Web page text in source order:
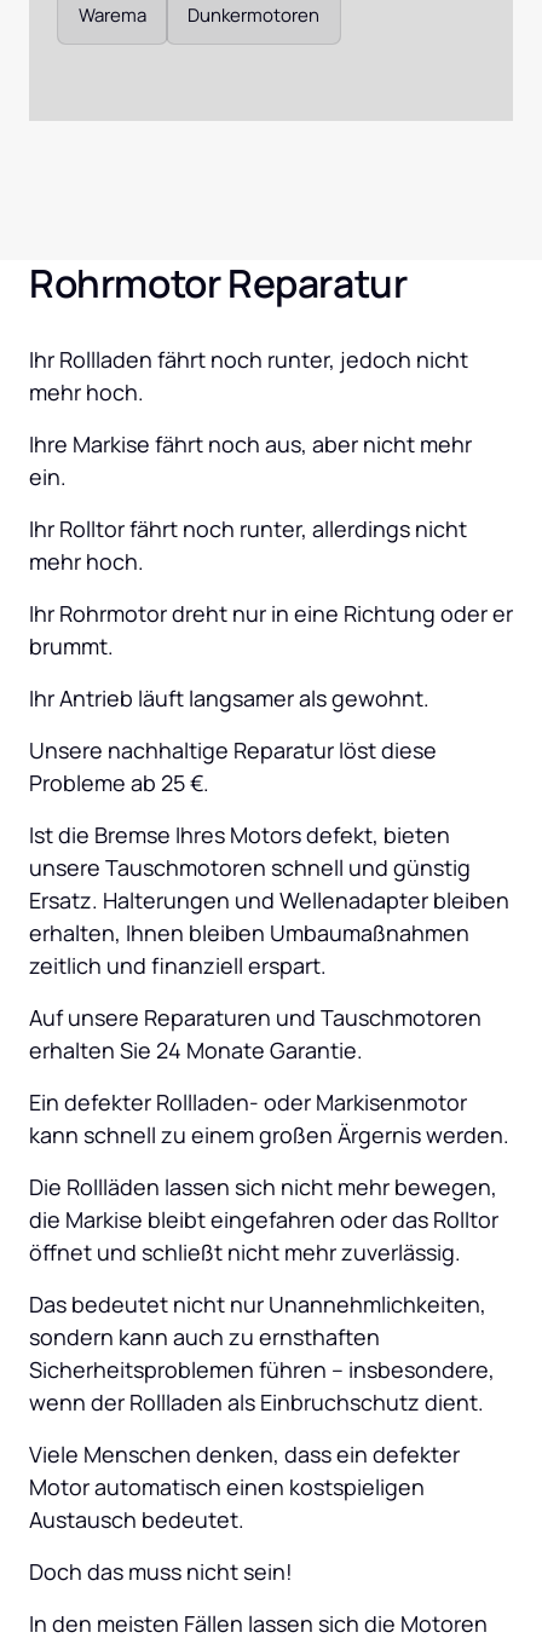
Warema Dunkermotoren
Rohrmotor Reparatur
Ihr Rollladen fährt noch runter, jedoch nicht
mehr hoch.
Ihre Markise fährt noch aus, aber nicht mehr
ein.
Ihr Rolltor fährt noch runter, allerdings nicht
mehr hoch.
Ihr Rohrmotor dreht nur in eine Richtung oder er
brummt.
Ihr Antrieb läuft langsamer als gewohnt.
Unsere nachhaltige Reparatur löst diese
Probleme ab 25 €.
Ist die Bremse Ihres Motors defekt, bieten
unsere Tauschmotoren schnell und günstig
Ersatz. Halterungen und Wellenadapter bleiben
erhalten, Ihnen bleiben Umbaumaßnahmen
zeitlich und finanziell erspart.
Auf unsere Reparaturen und Tauschmotoren
erhalten Sie 24 Monate Garantie.
Ein defekter Rollladen- oder Markisenmotor
Die Rollläden lassen sich nicht mehr bewegen,
die Markise bleibt eingefahren oder das Rolltor
öffnet und schließt nicht mehr zuverlässig.
Das bedeutet nicht nur Unannehmlichkeiten,
sondern kann auch zu ernsthaften
Sicherheitsproblemen führen – insbesondere,
wenn der Rollladen als Einbruchschutz dient.
Viele Menschen denken, dass ein defekter
Motor automatisch einen kostspieligen
Austausch bedeutet.
Doch das muss nicht sein!
In den meisten Fällen lassen sich die Motoren